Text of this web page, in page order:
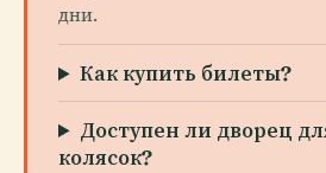
дни.
Как купить билеты?
Доступен ли дворец
колясок?